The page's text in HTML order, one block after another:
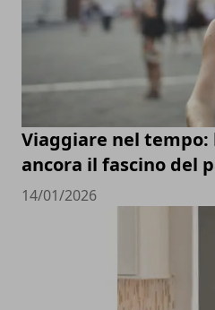
Viaggiare nel
ancora il fascino del
14/01/2026